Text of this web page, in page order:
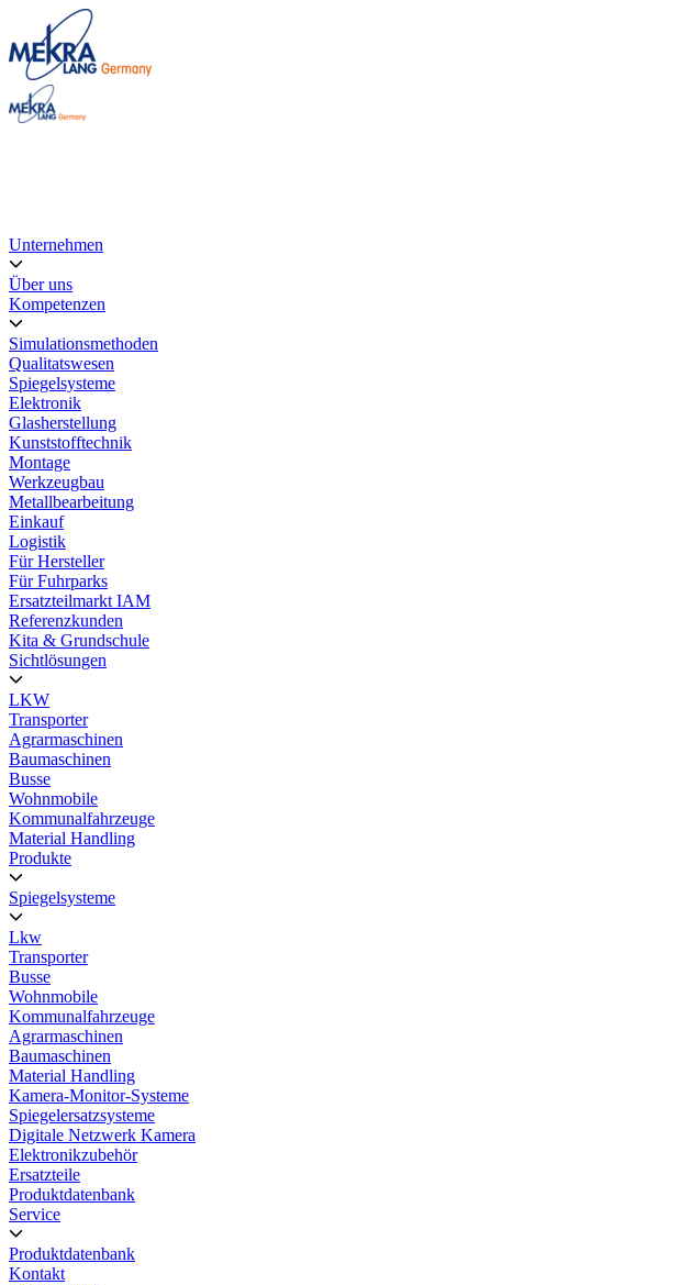
Unternehmen
Über uns
Kompetenzen
Simulationsmethoden
Qualitatswesen
Spiegelsysteme
Elektronik
Glasherstellung
Kunststofftechnik
Montage
Werkzeugbau
Metallbearbeitung
Einkauf
Logistik
Für Hersteller
Für Fuhrparks
Ersatzteilmarkt IAM
Referenzkunden
Kita & Grundschule
Sichtlösungen
LKW
Transporter
Agrarmaschinen
Baumaschinen
Busse
Wohnmobile
Kommunalfahrzeuge
Material Handling
Produkte
Spiegelsysteme
Lkw
Transporter
Busse
Wohnmobile
Kommunalfahrzeuge
Agrarmaschinen
Baumaschinen
Material Handling
Kamera-Monitor-Systeme
Spiegelersatzsysteme
Digitale Netzwerk Kamera
Elektronikzubehör
Ersatzteile
Produktdatenbank
Service
Produktdatenbank
Kontakt